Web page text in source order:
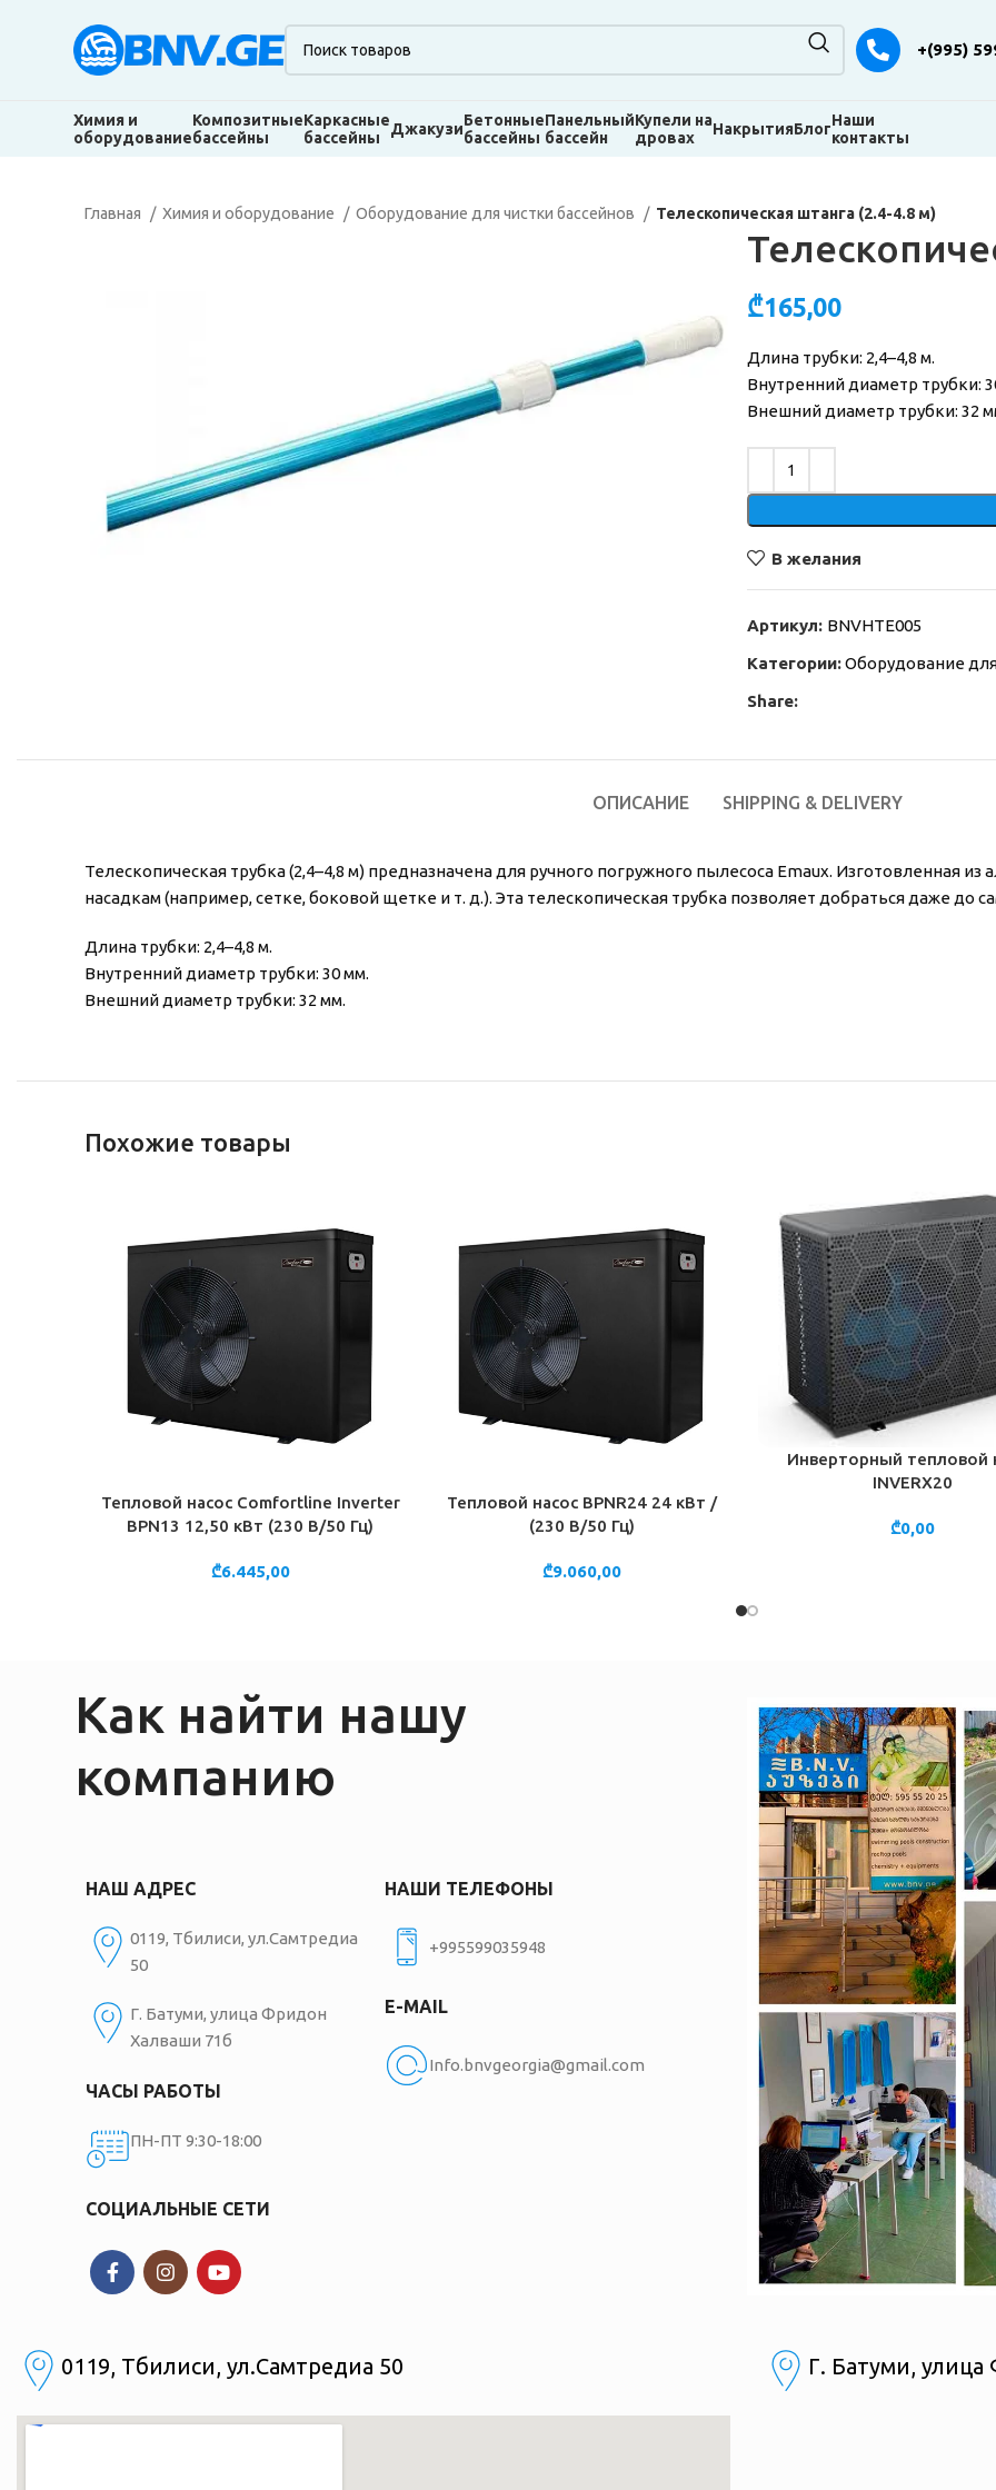
+(995)
Химия и
оборудование
Композитные
бассейны
Каркасные
бассейны
ДжакузиБетонные
бассейны
Панельный
бассейн
Купели на
дровах
НакрытияБлогНаши
контакты
Главная Химия и оборудование Оборудование для чистки бассейнов Телескопическая штанга (2.4-4.8 м)
₾165,00
Длина трубки: 2,4–4,8 м.
Внутренний диаметр трубки:
Внешний диаметр трубки: 32
В желания
Артикул: BNVHTE005
Категории:Оборудование
Share:
ОПИСАНИЕ SHIPPING & DELIVERY
Телескопическая трубка (2,4–4,8 м) предназначена для ручного погружного пылесоса Emaux. Изготовленная
насадкам (например, сетке, боковой щетке и т. д.). Эта телескопическая трубка позволяет добраться даже до
Длина трубки: 2,4–4,8 м.
Внутренний диаметр трубки: 30 мм.
Внешний диаметр трубки: 32 мм.
Похожие товары
В КОРЗИНУ
Тепловой насос Comfortline Inverter
BPN13 12,50 кВт (230 В/50 Гц)
₾6.445,00
В КОРЗИНУ
Тепловой насос BPNR24 24 кВт /
(230 В/50 Гц)
₾9.060,00
В КОРЗИНУ
Инверторный тепловой
INVERX20
₾0,00
Как найти нашу
компанию
НАШ АДРЕС
0119, Тбилиси, ул.Самтредиа
50
Г. Батуми, улица Фридон
Халваши 71б
ЧАСЫ РАБОТЫ
ПН-ПТ 9:30-18:00
НАШИ ТЕЛЕФОНЫ
+995599035948
E-MAIL
Info.bnvgeorgia@gmail.com
СОЦИАЛЬНЫЕ СЕТИ
0119, Тбилиси, ул.Самтредиа 50 Г. Батуми,